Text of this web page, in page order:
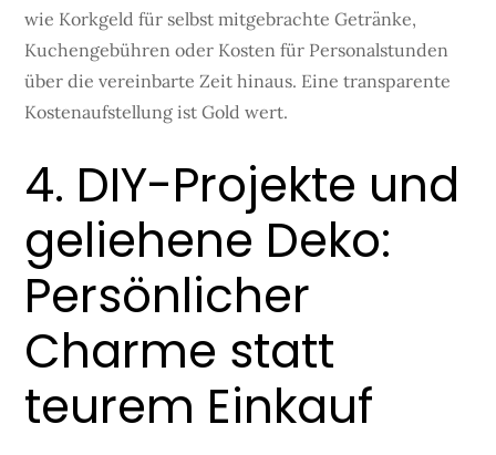
wie Korkgeld für selbst mitgebrachte Getränke,
Kuchengebühren oder Kosten für Personalstunden
über die vereinbarte Zeit hinaus. Eine transparente
Kostenaufstellung ist Gold wert.
4. DIY-Projekte und
geliehene Deko:
Persönlicher
Charme statt
teurem Einkauf